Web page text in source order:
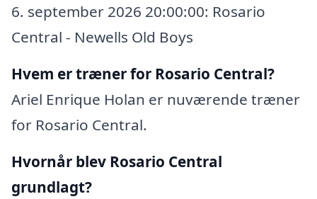
6. september 2026 20:00:00: Rosario
Central - Newells Old Boys
Hvem er træner for Rosario Central?
Ariel Enrique Holan er nuværende træner
for Rosario Central.
Hvornår blev Rosario Central
grundlagt?